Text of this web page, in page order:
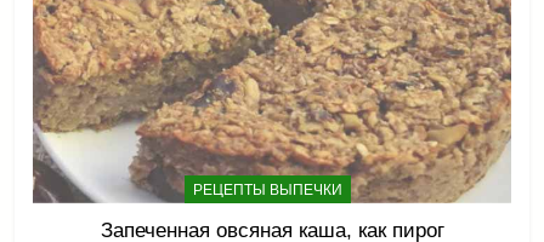
РЕЦЕПТЫ ВЫПЕЧКИ
Запеченная овсяная каша, как пирог